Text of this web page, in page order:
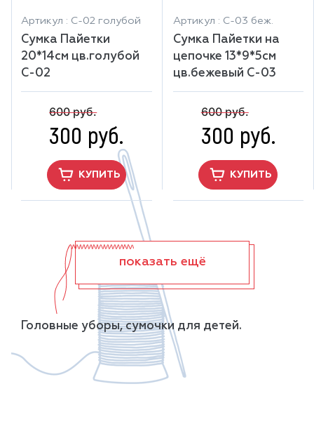
Артикул : С-02 голубой
Сумка Пайетки
20*14см цв.голубой
С-02
600 руб.
300 руб.
КУПИТЬ
Артикул : С-03 беж.
Сумка Пайетки на
цепочке 13*9*5см
цв.бежевый С-03
600 руб.
300 руб.
КУПИТЬ
показать ещё
Головные уборы, сумочки для детей.